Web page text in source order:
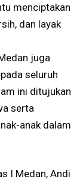
menciptakan
dan layak
juga
seluruh
ini ditujukan
serta
anak dalam
I Medan, Andi